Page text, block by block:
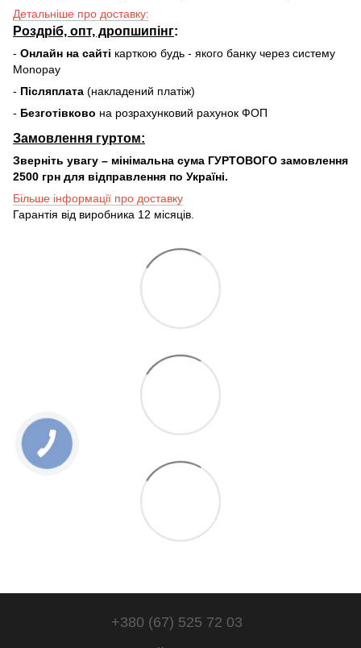
Детальніше про доставку:
Роздріб, опт, дропшипінг:
- Онлайн на сайті карткою будь - якого банку через систему
Monopay
- Післяплата (накладений платіж)
- Безготівково на розрахунковий рахунок ФОП
Замовлення гуртом:
Зверніть увагу – мінімальна сума ГУРТОВОГО замовлення
2500 грн для відправлення по Україні.
Більше інформації про доставку
Гарантія від виробника 12 місяців.
+380 (67) 525 72 03